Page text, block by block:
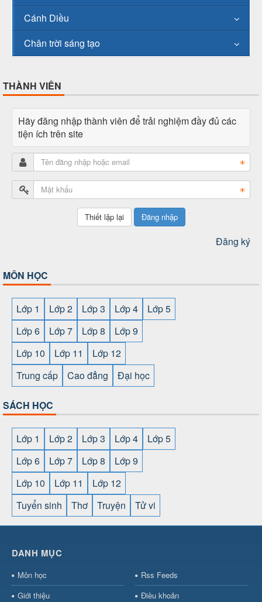
Cánh Diều
Chân trời sáng tạo
THÀNH VIÊN
Hãy đăng nhập thành viên để trải nghiệm đầy đủ các
tiện ích trên site
Đăng nhập
Đăng ký
MÔN HỌC
Lớp 1 Lớp 2 Lớp 3 Lớp 4
Lớp 5
Lớp 6
Lớp 7 Lớp 8
Lớp 9
Lớp 10
Lớp 11
Lớp 12
Trung cấp
Cao đẳng Đại học
SÁCH HỌC
Lớp 1 Lớp 2 Lớp 3 Lớp 4
Lớp 5
Lớp 6
Lớp 7 Lớp 8
Lớp 9
Lớp 10
Lớp 11
Lớp 12
Tuyển sinh
Thơ Truyện Tử vi
cái OPEN88⇔
⇔https://gameb52a.club/ https://taixiuonl.com/
bài⇔bóng đá trực tiếp⇔fly88
select⇔https://xocdiaonline.ae ⇔https://cm88.dad/
DANH MỤC
Môn học
Rss Feeds
Giới thiệu
Điều khoản